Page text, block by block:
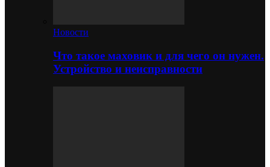
Новости
Что такое маховик и для чего он нужен.
Устройство и неисправности